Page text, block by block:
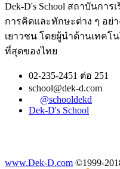
Dek-D's School สถาบันกา
การคิดและทักษะต่าง ๆ อย่
เยาวชน โดยผู้นำด้านเทค
ที่สุดของไทย
02-235-2451 ต่อ 251
school@dek-d.com
@schooldekd
Dek-D's School
www.Dek-D.com ©1999-